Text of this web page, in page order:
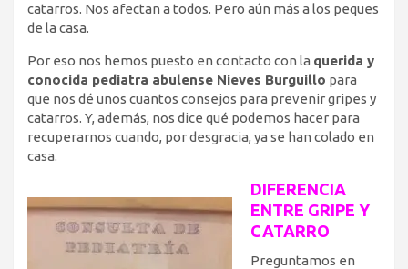
catarros. Nos afectan a todos. Pero aún más a los peques
de la casa.
Por eso nos hemos puesto en contacto con la querida y
conocida pediatra abulense Nieves Burguillo para
que nos dé unos cuantos consejos para prevenir gripes y
catarros. Y, además, nos dice qué podemos hacer para
recuperarnos cuando, por desgracia, ya se han colado en
casa.
DIFERENCIA
ENTRE GRIPE Y
CATARRO
Preguntamos en